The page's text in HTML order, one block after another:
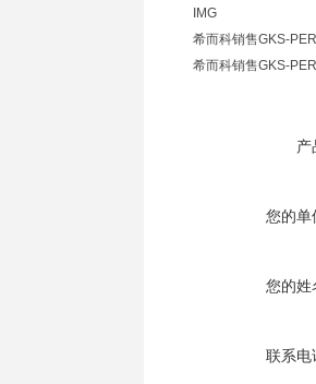
IMG
希而科销售GKS-
希而科销售GKS-
产
您的单
您的姓
联系电